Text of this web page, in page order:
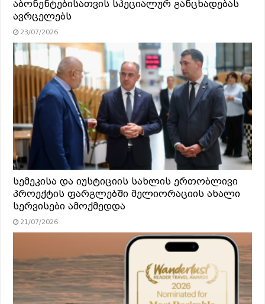
აბონენტებისათვის სპეციალურ განცხადებას
ავრცელებს
23/07/2026
სემეკისა და იუსტიციის სახლის ერთობლივი
პროექტის ფარგლებში მელიორაციის ახალი
სერვისები ამოქმედდა
21/07/2026